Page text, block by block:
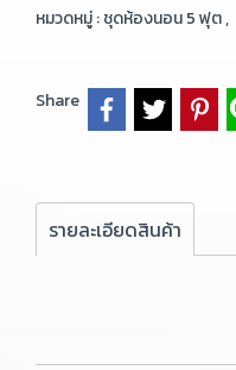
หมวดหมู่ :ชุดห้องนอน 5 ฟุต,
Share
รายละเอียดสินค้า